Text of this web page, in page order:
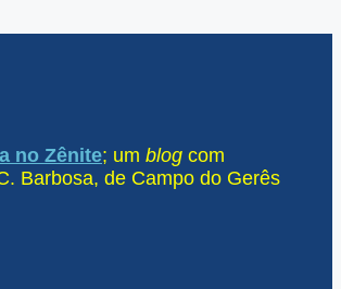
no Zênite; um blog com
Barbosa, de Campo do Gerês